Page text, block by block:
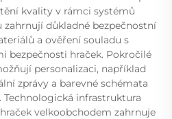
kvality v rámci systémů
důkladné bezpečnostní
a ověření souladu s
bezpečnosti hraček. Pokročilé
personalizaci, například
zprávy a barevné schémata
Technologická infrastruktura
velkoobchodem zahrnuje